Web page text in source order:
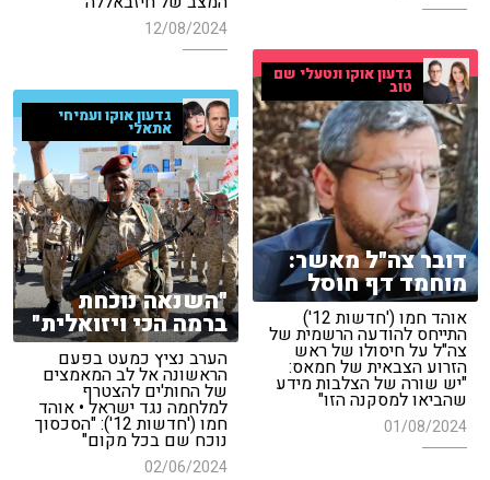
12/08/2024
גדעון אוקו ונטעלי שם
טוב
דובר צה"ל מאשר:
מוחמד דף חוסל
אוהד חמו ('חדשות 12')
התייחס להודעה הרשמית של
צה"ל על חיסולו של ראש
הזרוע הצבאית של חמאס:
"יש שורה של הצלבות מידע
שהביאו למסקנה הזו"
01/08/2024
גדעון אוקו ועמיחי
אתאלי
"השנאה נוכחת
ברמה הכי ויזואלית"
הערב נציץ כמעט בפעם
הראשונה אל לב המאמצים
של החות'ים להצטרף
למלחמה נגד ישראל • אוהד
חמו ('חדשות 12'): "הסכסוך
נוכח שם בכל מקום"
02/06/2024